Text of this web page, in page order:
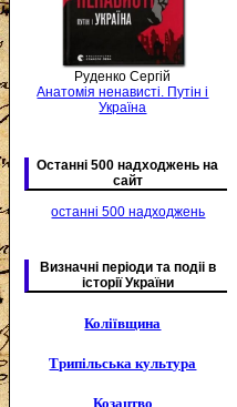
Руденко Сергій
Анатомія ненависті. Путін і
Україна
Останні 500 надходжень на
сайт
останні 500 надходжень
Визначні періоди та подіі в
історії України
Коліївщина
Трипільська культура
Козацтво